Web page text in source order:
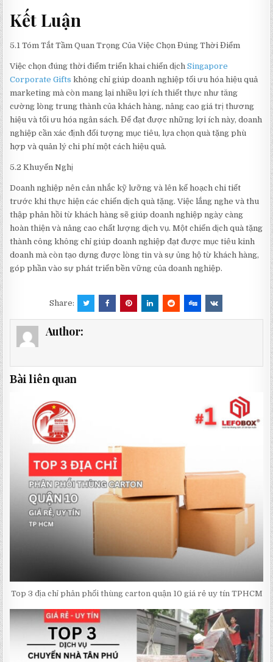
Kết Luận
5.1 Tóm Tắt Tầm Quan Trọng Của Việc Chọn Đúng Thời Điểm
Việc chọn đúng thời điểm triển khai chiến dịchSingapore
Corporate Gifts không chỉ giúp doanh nghiệp tối ưu hóa hiệu quả
marketing mà còn mang lại nhiều lợi ích thiết thực như tăng
cường lòng trung thành của khách hàng, nâng cao giá trị thương
hiệu và tối ưu hóa ngân sách. Để đạt được những lợi ích này, doanh
nghiệp cần xác định đối tượng mục tiêu, lựa chọn quà tặng phù
hợp và quản lý chi phí một cách hiệu quả.
5.2 Khuyến Nghị
Doanh nghiệp nên cân nhắc kỹ lưỡng và lên kế hoạch chi tiết
trước khi thực hiện các chiến dịch quà tặng. Việc lắng nghe và thu
thập phản hồi từ khách hàng sẽ giúp doanh nghiệp ngày càng
hoàn thiện và nâng cao chất lượng dịch vụ. Một chiến dịch quà tặng
thành công không chỉ giúp doanh nghiệp đạt được mục tiêu kinh
doanh mà còn tạo dựng được lòng tin và sự ủng hộ từ khách hàng,
góp phần vào sự phát triển bền vững của doanh nghiệp.
Share:
Author:
Bài liên quan
Top 3 địa chỉ phân phối thùng carton quận 10 giá rẻ uy tín TPHCM